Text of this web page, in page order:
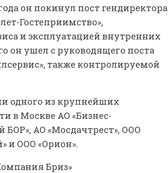
он покинул пост гендиректора
Гостеприимство»,
и эксплуатацией внутренних
он ушел с руководящего поста
также контролируемой
одного из крупнейших
в Москве АО «Бизнес-
АО «Мосдачтрест», ООО
и ООО «Орион».
Бриз»